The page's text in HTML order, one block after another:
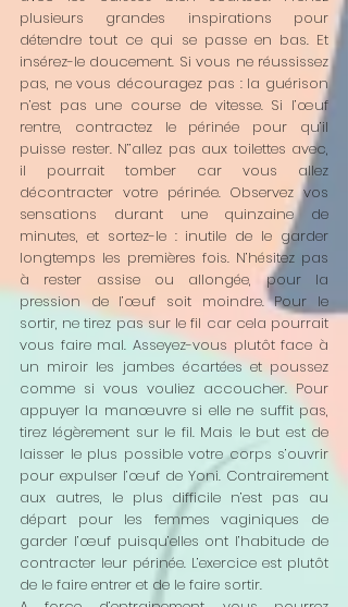
plusieurs grandes inspirations pour
détendre tout ce qui se passe en bas. Et
insérez-le doucement. Si vous ne réussissez
pas, ne vous découragez pas : la guérison
n’est pas une course de vitesse. Si l’œuf
rentre, contractez le périnée pour qu’il
puisse rester. N’’allez pas aux toilettes avec,
il pourrait tomber car vous allez
décontracter votre périnée. Observez vos
sensations durant une quinzaine de
minutes, et sortez-le : inutile de le garder
longtemps les premières fois. N’hésitez pas
à rester assise ou allongée, pour la
pression de l’œuf soit moindre. Pour le
sortir, ne tirez pas sur le fil car cela pourrait
vous faire mal. Asseyez-vous plutôt face à
un miroir les jambes écartées et poussez
comme si vous vouliez accoucher. Pour
appuyer la manœuvre si elle ne suffit pas,
tirez légèrement sur le fil. Mais le but est de
laisser le plus possible votre corps s’ouvrir
pour expulser l’œuf de Yoni. Contrairement
aux autres, le plus difficile n’est pas au
départ pour les femmes vaginiques de
garder l’œuf puisqu’elles ont l’habitude de
contracter leur périnée. L’exercice est plutôt
de le faire entrer et de le faire sortir.